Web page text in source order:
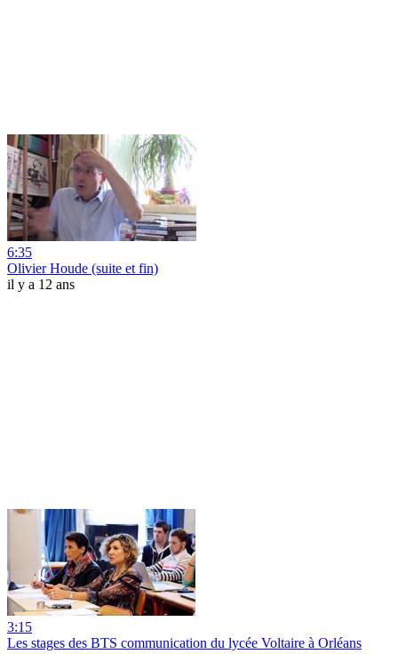
6:35
Olivier Houde (suite et fin)
il y a 12 ans
3:15
Les stages des BTS communication du lycée Voltaire à Orléans